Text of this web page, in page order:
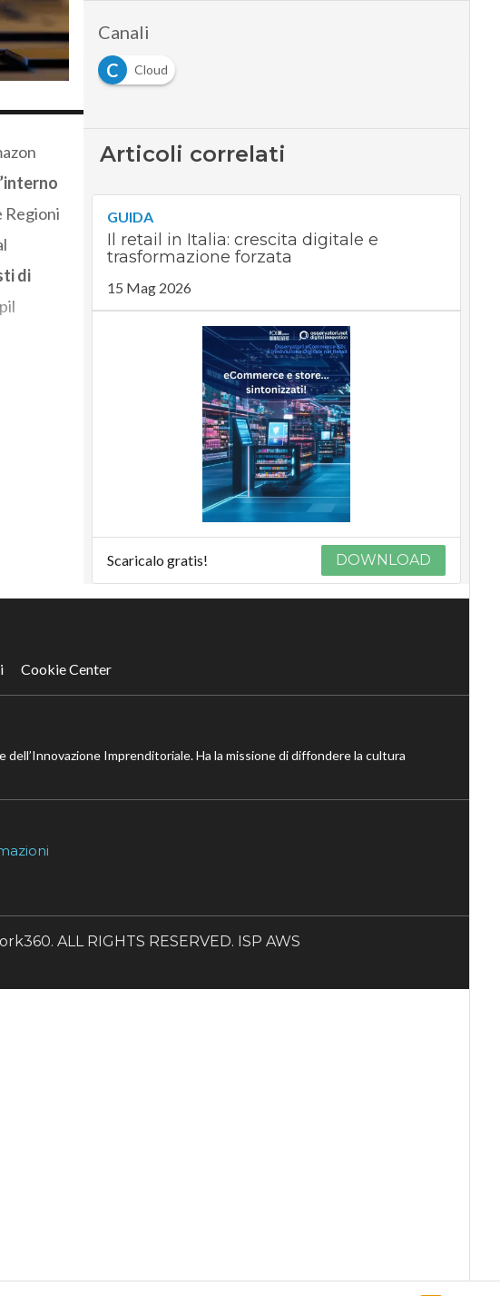
Regioni
di
Canali
C
Cloud
Articoli correlati
GUIDA
Il retail in Italia: crescita digitale e
trasformazione forzata
15 Mag 2026
Scaricalo gratis! DOWNLOAD
Cookie Center
Imprenditoriale. Ha la missione di diffondere la cultura
ALL RIGHTS RESERVED. ISP AWS